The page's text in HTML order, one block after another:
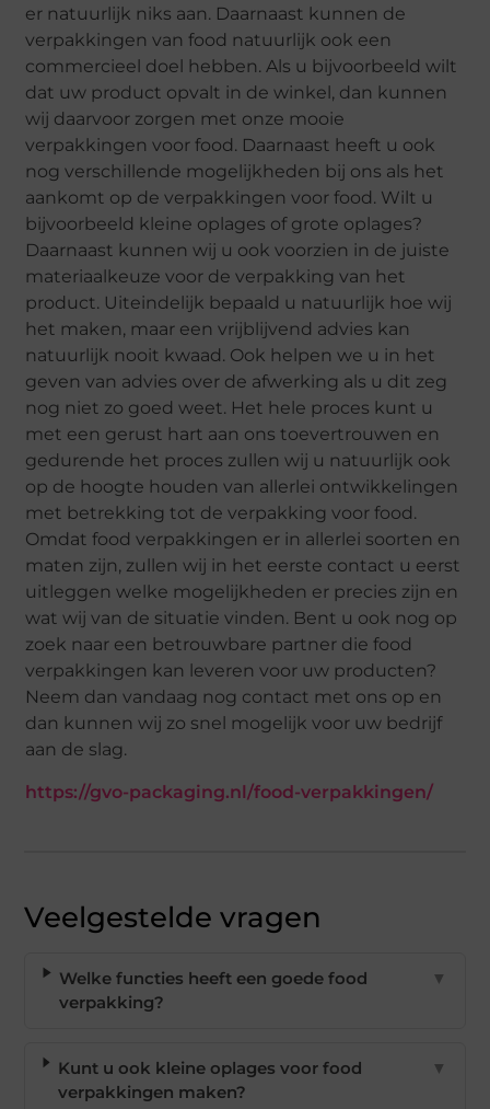
er natuurlijk niks aan. Daarnaast kunnen de
verpakkingen van food natuurlijk ook een
commercieel doel hebben. Als u bijvoorbeeld wilt
dat uw product opvalt in de winkel, dan kunnen
wij daarvoor zorgen met onze mooie
verpakkingen voor food. Daarnaast heeft u ook
nog verschillende mogelijkheden bij ons als het
aankomt op de verpakkingen voor food. Wilt u
bijvoorbeeld kleine oplages of grote oplages?
Daarnaast kunnen wij u ook voorzien in de juiste
materiaalkeuze voor de verpakking van het
product. Uiteindelijk bepaald u natuurlijk hoe wij
het maken, maar een vrijblijvend advies kan
natuurlijk nooit kwaad. Ook helpen we u in het
geven van advies over de afwerking als u dit zeg
nog niet zo goed weet. Het hele proces kunt u
met een gerust hart aan ons toevertrouwen en
gedurende het proces zullen wij u natuurlijk ook
op de hoogte houden van allerlei ontwikkelingen
met betrekking tot de verpakking voor food.
Omdat food verpakkingen er in allerlei soorten en
maten zijn, zullen wij in het eerste contact u eerst
uitleggen welke mogelijkheden er precies zijn en
wat wij van de situatie vinden. Bent u ook nog op
zoek naar een betrouwbare partner die food
verpakkingen kan leveren voor uw producten?
Neem dan vandaag nog contact met ons op en
dan kunnen wij zo snel mogelijk voor uw bedrijf
aan de slag.
https://gvo-packaging.nl/food-verpakkingen/
Veelgestelde vragen
Welke functies heeft een goede food
verpakking?
▼
Kunt u ook kleine oplages voor food
verpakkingen maken?
▼